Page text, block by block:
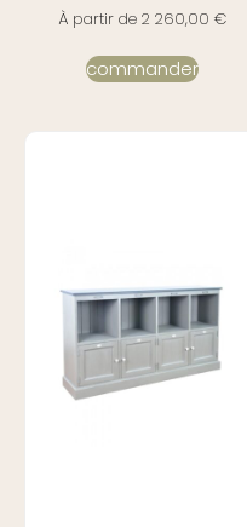
À partir de 2 260,00 €
commander